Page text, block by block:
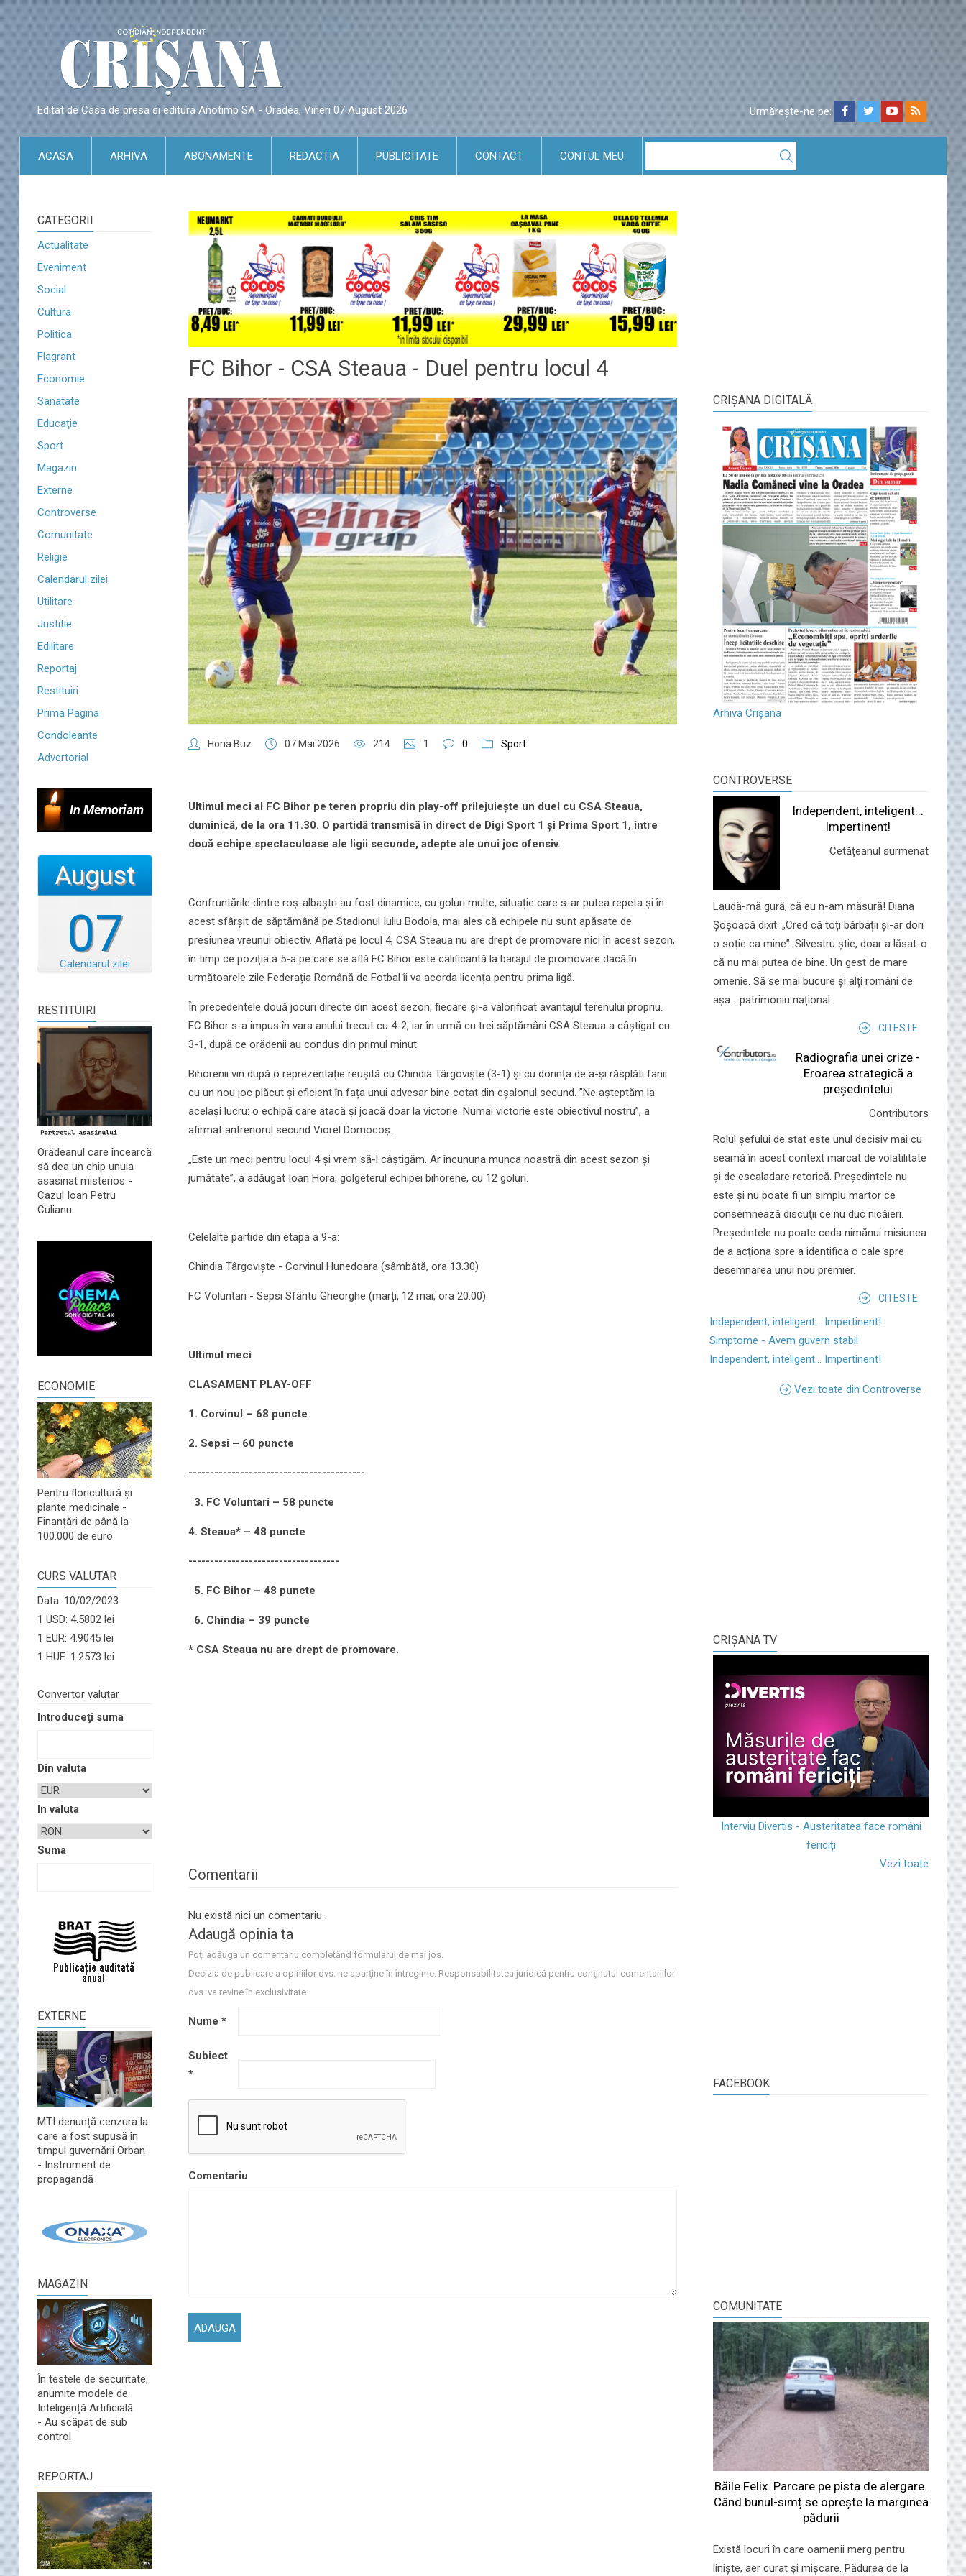
Editat de Casa de presa si editura Anotimp SA - Oradea, Vineri 07 August 2026 Urmărește-ne pe:
ACASA ARHIVA ABONAMENTE REDACTIA PUBLICITATE CONTACT CONTUL MEU
CATEGORII
Actualitate
Eveniment
Social
Cultura
Politica
Flagrant
Economie
Sanatate
Educaţie
Sport
Magazin
Externe
Controverse
Comunitate
Religie
Calendarul zilei
Utilitare
Justitie
Edilitare
Reportaj
Restituiri
Prima Pagina
Condoleante
Advertorial
In Memoriam
07
August
Calendarul zilei
RESTITUIRI
Orădeanul care încearcă
să dea un chip unuia
asasinat misterios -
Cazul Ioan Petru
Culianu
ECONOMIE
Pentru floricultură și
plante medicinale -
Finanțări de până la
100.000 de euro
CURS VALUTAR
Data: 10/02/2023
1 USD: 4.5802 lei
1 EUR: 4.9045 lei
1 HUF: 1.2573 lei
Convertor valutar
Introduceţi suma
Din valuta
In valuta
Suma
EXTERNE
MTI denunță cenzura la
care a fost supusă în
timpul guvernării Orban
- Instrument de
propagandă
MAGAZIN
În testele de securitate,
anumite modele de
Inteligență Artificială
- Au scăpat de sub
control
REPORTAJ
FC Bihor - CSA Steaua - Duel pentru locul 4
Horia Buz 07 Mai 2026 214 1 0 Sport
Ultimul meci al FC Bihor pe teren propriu din play-off prilejuiește un duel cu CSA Steaua,
duminică, de la ora 11.30. O partidă transmisă în direct de Digi Sport 1 și Prima Sport 1,între
două echipe spectaculoase ale ligii secunde, adepte ale unui joc ofensiv.
Confruntările dintre roș-albaștri au fost dinamice, cu goluri multe, situație care s-ar putea repeta și în
acest sfârșit de săptămână pe Stadionul Iuliu Bodola, mai ales că echipele nu sunt apăsate de
presiunea vreunui obiectiv. Aflată pe locul 4, CSA Steaua nu are drept de promovare nici în acest sezon,
în timp ce poziția a 5-a pe care se află FC Bihor este calificantă la barajul de promovare dacă în
următoarele zile Federația Română de Fotbal îi va acorda licența pentru prima ligă.
În precedentele două jocuri directe din acest sezon, fiecare și-a valorificat avantajul terenului propriu.
FC Bihor s-a impus în vara anului trecut cu 4-2, iar în urmă cu trei săptămâni CSA Steaua a câștigat cu
3-1, după ce orădenii au condus din primul minut.
Bihorenii vin după o reprezentație reușită cu Chindia Târgoviște (3-1) și cu dorința de a-și răsplăti fanii
cu un nou joc plăcut și eficient în fața unui advesar bine cotat din eșalonul secund. ”Ne așteptăm la
același lucru: o echipă care atacă și joacă doar la victorie. Numai victorie este obiectivul nostru”, a
afirmat antrenorul secund Viorel Domocoș.
„Este un meci pentru locul 4 și vrem să-l câștigăm. Ar încununa munca noastră din acest sezon și
jumătate”, a adăugat Ioan Hora, golgeterul echipei bihorene, cu 12 goluri.
Celelalte partide din etapa a 9-a:
Chindia Târgoviște - Corvinul Hunedoara (sâmbătă, ora 13.30)
FC Voluntari - Sepsi Sfântu Gheorghe (marți, 12 mai, ora 20.00).
Ultimul meci
CLASAMENT PLAY-OFF
1. Corvinul – 68 puncte
2. Sepsi – 60 puncte
-----------------------------------------
3. FC Voluntari – 58 puncte
4. Steaua* – 48 puncte
-----------------------------------
5. FC Bihor – 48 puncte
6. Chindia – 39 puncte
* CSA Steaua nu are drept de promovare.
Comentarii
Nu există nici un comentariu.
Adaugă opinia ta
Poţi adăuga un comentariu completând formularul de mai jos.
Decizia de publicare a opiniilor dvs. ne aparţine în întregime. Responsabilitatea juridică pentru conţinutul comentariilor
dvs. va revine în exclusivitate.
Nume *
Subiect
*
Comentariu
CRIŞANA DIGITALĂ
Arhiva Crișana
CONTROVERSE
Independent, inteligent...
Impertinent!
Cetățeanul surmenat
Laudă-mă gură, că eu n-am măsură! Diana
Șoșoacă dixit: „Cred că toți bărbații și-ar dori
o soție ca mine”. Silvestru știe, doar a lăsat-o
că nu mai putea de bine. Un gest de mare
omenie. Să se mai bucure și alți români de
așa... patrimoniu național.
CITESTE
Radiografia unei crize -
Eroarea strategică a
președintelui
Contributors
Rolul şefului de stat este unul decisiv mai cu
seamă în acest context marcat de volatilitate
şi de escaladare retorică. Preşedintele nu
este şi nu poate fi un simplu martor ce
consemnează discuţii ce nu duc nicăieri.
Preşedintele nu poate ceda nimănui misiunea
de a acţiona spre a identifica o cale spre
desemnarea unui nou premier.
CITESTE
Independent, inteligent... Impertinent!
Simptome - Avem guvern stabil
Independent, inteligent... Impertinent!
Vezi toate din Controverse
CRIŞANA TV
Interviu Divertis - Austeritatea face români
fericiți
Vezi toate
FACEBOOK
COMUNITATE
Băile Felix. Parcare pe pista de alergare.
Când bunul-simț se oprește la marginea
pădurii
Există locuri în care oamenii merg pentru
liniște, aer curat și mișcare. Pădurea de la